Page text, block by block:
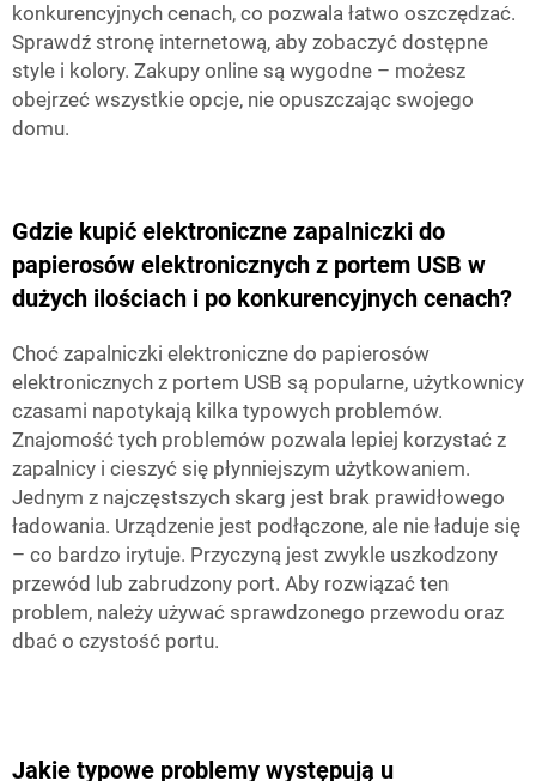
konkurencyjnych cenach, co pozwala łatwo oszczędzać.
Sprawdź stronę internetową, aby zobaczyć dostępne
style i kolory. Zakupy online są wygodne – możesz
obejrzeć wszystkie opcje, nie opuszczając swojego
domu.
Gdzie kupić elektroniczne zapalniczki do
papierosów elektronicznych z portem USB w
dużych ilościach i po konkurencyjnych cenach?
Choć zapalniczki elektroniczne do papierosów
elektronicznych z portem USB są popularne, użytkownicy
czasami napotykają kilka typowych problemów.
Znajomość tych problemów pozwala lepiej korzystać z
zapalnicy i cieszyć się płynniejszym użytkowaniem.
Jednym z najczęstszych skarg jest brak prawidłowego
ładowania. Urządzenie jest podłączone, ale nie ładuje się
– co bardzo irytuje. Przyczyną jest zwykle uszkodzony
przewód lub zabrudzony port. Aby rozwiązać ten
problem, należy używać sprawdzonego przewodu oraz
dbać o czystość portu.
Jakie typowe problemy występują u